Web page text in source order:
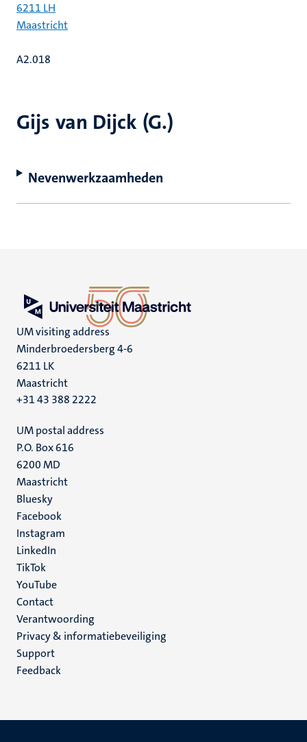
Gijs van Dijck (G.)
Nevenwerkzaamheden
6211 LH
Maastricht
A2.018
UM visiting address
Minderbroedersberg 4-6
6211 LK
Maastricht
+31 43 388 2222
UM postal address
P.O. Box 616
6200 MD
Maastricht
Social
media
Bluesky
Facebook
Instagram
LinkedIn
TikTok
YouTube
Menu
footer
(NL)
Contact
Verantwoording
Privacy & informatiebeveiliging
Support
Feedback